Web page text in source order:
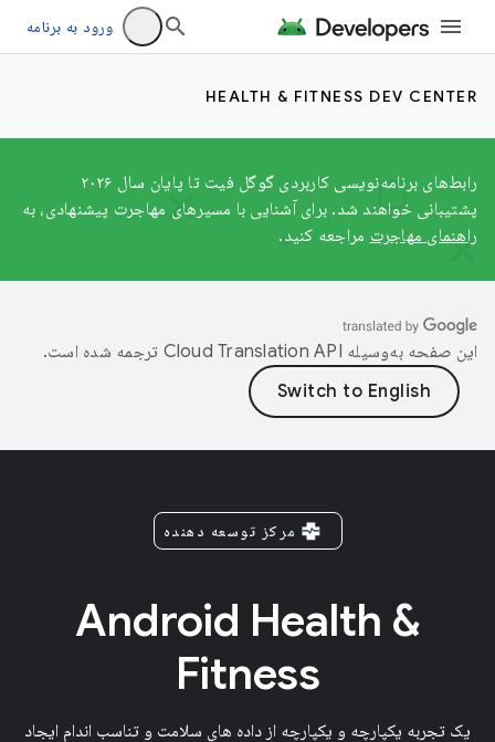
ورود به برنامه
HEALTH & FITNESS DEV CENTER
رابط‌های برنامه‌نویسی کاربردی گوگل فیت تا پایان سال ۲۰۲۶
پشتیبانی خواهند شد. برای آشنایی با مسیرهای مهاجرت پیشنهادی، به
راهنمای مهاجرت مراجعه کنید.
این صفحه به‌وسیله ترجمه شده است.
مرکز توسعه دهنده
Android Health &
Fitness
یک تجربه یکپارچه و یکپارچه از داده های سلامت و تناسب اندام ایجاد